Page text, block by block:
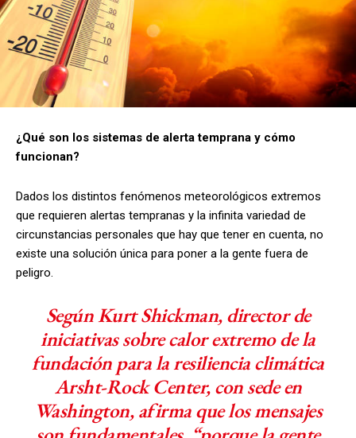
¿Qué son los sistemas de alerta temprana y cómo
funcionan?
Dados los distintos fenómenos meteorológicos extremos
que requieren alertas tempranas y la infinita variedad de
circunstancias personales que hay que tener en cuenta, no
existe una solución única para poner a la gente fuera de
peligro.
Según Kurt Shickman, director de
iniciativas sobre calor extremo de la
fundación para la resiliencia climática
Arsht-Rock Center, con sede en
Washington, afirma que los mensajes